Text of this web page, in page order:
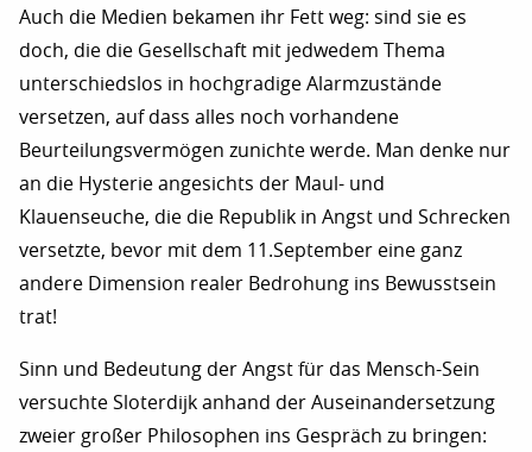
Auch die Medien bekamen ihr Fett weg: sind sie es
doch, die die Gesellschaft mit jedwedem Thema
unterschiedslos in hochgradige Alarmzustände
versetzen, auf dass alles noch vorhandene
Beurteilungsvermögen zunichte werde. Man denke nur
an die Hysterie angesichts der Maul- und
Klauenseuche, die die Republik in Angst und Schrecken
versetzte, bevor mit dem 11.September eine ganz
andere Dimension realer Bedrohung ins Bewusstsein
trat!
Sinn und Bedeutung der Angst für das Mensch-Sein
versuchte Sloterdijk anhand der Auseinandersetzung
zweier großer Philosophen ins Gespräch zu bringen: